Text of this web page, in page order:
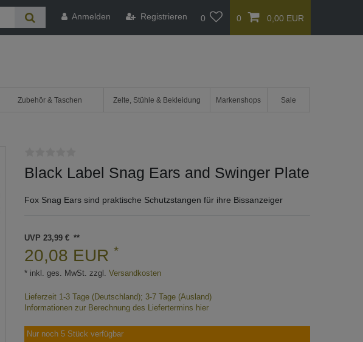
Anmelden Registrieren 0 0 0,00 EUR
Zubehör & Taschen Zelte, Stühle & Bekleidung Markenshops Sale
Black Label Snag Ears and Swinger Plate
Fox Snag Ears sind praktische Schutzstangen für ihre Bissanzeiger
UVP 23,99 €
20,08 EUR *
* inkl. ges. MwSt. zzgl. Versandkosten
Lieferzeit 1-3 Tage (Deutschland); 3-7 Tage (Ausland)
Informationen zur Berechnung des Liefertermins hier
Nur noch 5 Stück verfügbar